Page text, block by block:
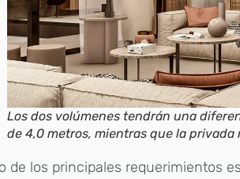
Los dos volúmenes tendrán una
de 4,0 metros, mientras que la privada
de los principales requerimientos